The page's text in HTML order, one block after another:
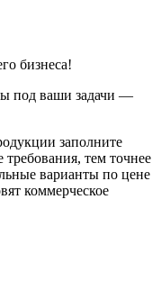
бизнеса!
под ваши задачи —
заполните
тем точнее
варианты по цене
коммерческое